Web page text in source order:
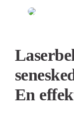
større
billede
En